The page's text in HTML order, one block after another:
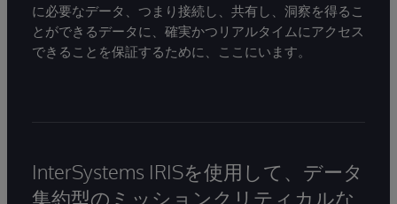
に必要なデータ、つまり接続し、共有し、洞察を得るこ
とができるデータに、確実かつリアルタイムにアクセス
できることを保証するために、ここにいます。
InterSystems IRISを使用して、データ
集約型のミッションクリティカルな